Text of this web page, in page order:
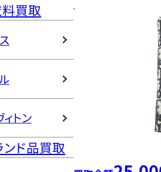
料買取
ィトン
ンド品買取